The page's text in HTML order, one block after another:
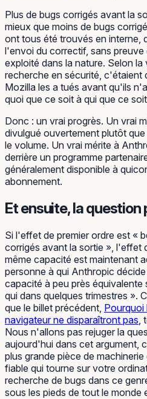
Plus de bugs corrigés avant la
mieux que moins de bugs
ont tous été trouvés en interne,
l'envoi du correctif, sans
exploité dans la nature. Selon la
recherche en sécurité, c'étaient
Mozilla les a tués avant qu'ils
quoi que ce soit à qui que ce
Donc : un vrai progrès. Un vrai
divulgué ouvertement plutôt
le volume. Un vrai mérite à
derrière un programme
généralement disponible à
abonnement.
Et ensuite, la question
Si l'effet de premier ordre est «
corrigés avant la sortie », l'effet
même capacité est maintenant
personne à qui Anthropic
capacité à peu près
qui dans quelques trimestres ».
que le billet précédent,
navigateur ne disparaîtront pas
Nous n'allons pas rejuger la
aujourd'hui dans cet argument,
plus grande pièce de
fiable qui tourne sur votre
recherche de bugs dans ce
sous les pieds de tout le monde